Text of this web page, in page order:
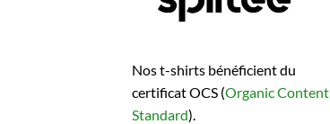
Nos t-shirts bénéficient du
certificat OCS (Organic Content
Standard).